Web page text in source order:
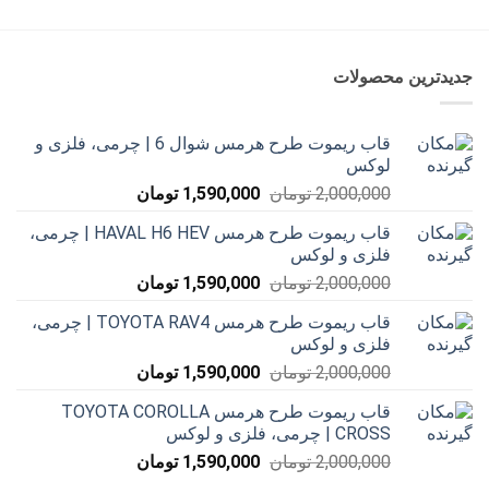
جدیدترین محصولات
قاب ریموت طرح هرمس شوال 6 | چرمی، فلزی و
لوکس
2,000,000 تومان قیمت
2,000,000 تومان
1,590,000 تومانقیمت
1,590,000 تومان
قاب ریموت طرح هرمس HAVAL H6 HEV | چرمی،
فلزی و لوکس
2,000,000 تومان قیمت
2,000,000 تومان
1,590,000 تومانقیمت
1,590,000 تومان
قاب ریموت طرح هرمس TOYOTA RAV4 | چرمی،
فلزی و لوکس
2,000,000 تومان قیمت
2,000,000 تومان
بود.
1,590,000 تومانقیمت
قاب ریموت طرح هرمس TOYOTA COROLLA
CROSS | چرمی، فلزی و لوکس
2,000,000 تومان قیمت
1,590,000 تومانقیمت